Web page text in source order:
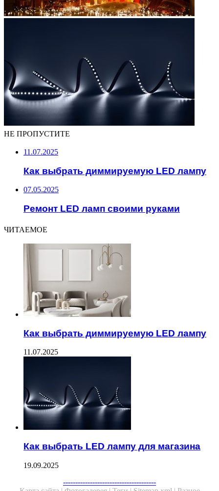
НЕ ПРОПУСТИТЕ
11.07.2025
Как выбрать диммируемую LED лампу
07.05.2025
Ремонт LED ламп своими руками
ЧИТАЕМОЕ
Как выбрать диммируемую LED лампу
11.07.2025
Как выбрать LED лампу для магазина
19.09.2025
--------------------------------------